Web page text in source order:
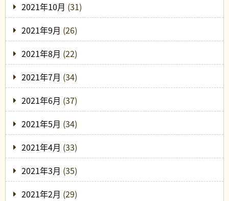
2021年10月 (31)
2021年9月 (26)
2021年8月 (22)
2021年7月 (34)
2021年6月 (37)
2021年5月 (34)
2021年4月 (33)
2021年3月 (35)
2021年2月 (29)